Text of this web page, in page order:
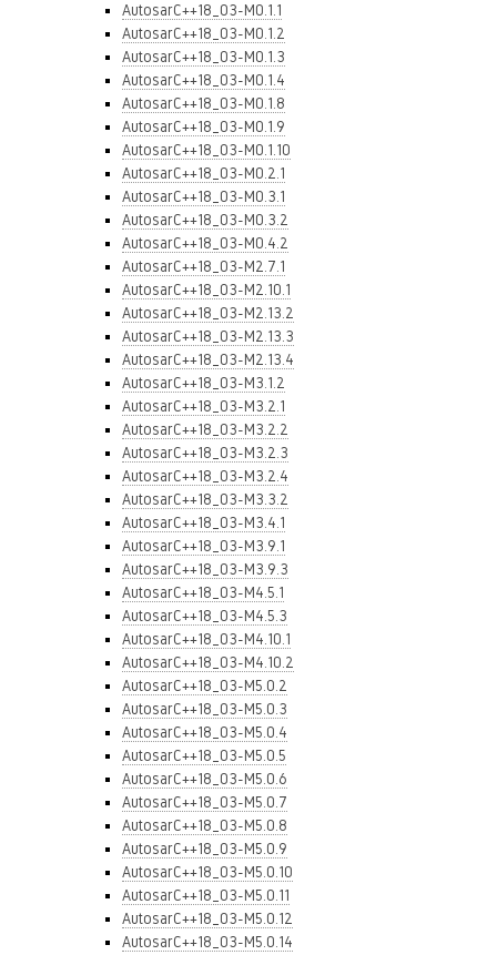
AutosarC++18_03-M0.1.1
AutosarC++18_03-M0.1.2
AutosarC++18_03-M0.1.3
AutosarC++18_03-M0.1.4
AutosarC++18_03-M0.1.8
AutosarC++18_03-M0.1.9
AutosarC++18_03-M0.1.10
AutosarC++18_03-M0.2.1
AutosarC++18_03-M0.3.1
AutosarC++18_03-M0.3.2
AutosarC++18_03-M0.4.2
AutosarC++18_03-M2.7.1
AutosarC++18_03-M2.10.1
AutosarC++18_03-M2.13.2
AutosarC++18_03-M2.13.3
AutosarC++18_03-M2.13.4
AutosarC++18_03-M3.1.2
AutosarC++18_03-M3.2.1
AutosarC++18_03-M3.2.2
AutosarC++18_03-M3.2.3
AutosarC++18_03-M3.2.4
AutosarC++18_03-M3.3.2
AutosarC++18_03-M3.4.1
AutosarC++18_03-M3.9.1
AutosarC++18_03-M3.9.3
AutosarC++18_03-M4.5.1
AutosarC++18_03-M4.5.3
AutosarC++18_03-M4.10.1
AutosarC++18_03-M4.10.2
AutosarC++18_03-M5.0.2
AutosarC++18_03-M5.0.3
AutosarC++18_03-M5.0.4
AutosarC++18_03-M5.0.5
AutosarC++18_03-M5.0.6
AutosarC++18_03-M5.0.7
AutosarC++18_03-M5.0.8
AutosarC++18_03-M5.0.9
AutosarC++18_03-M5.0.10
AutosarC++18_03-M5.0.11
AutosarC++18_03-M5.0.12
AutosarC++18_03-M5.0.14